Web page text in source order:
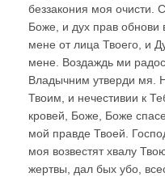
беззакония моя очисти.
Боже, и дух прав обнови
мене от лица Твоего, и
мене. Воздаждь ми
Владычним утверди мя.
Твоим, и нечестивии к
кровей, Боже, Боже
мой правде Твоей.
моя возвестят хвалу
жертвы, дал бых убо,